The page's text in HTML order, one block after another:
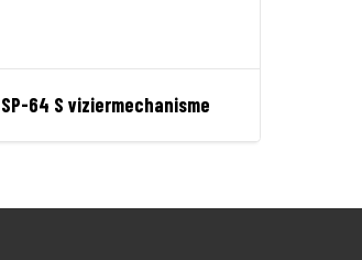
SP-64 S viziermechanisme